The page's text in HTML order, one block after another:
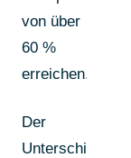
von über
60 %
erreichen.
Der
Unterschied: